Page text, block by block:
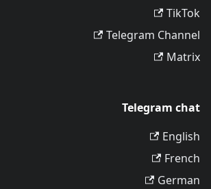
TikTok
Telegram Channel
Matrix
Telegram chat
English
French
German